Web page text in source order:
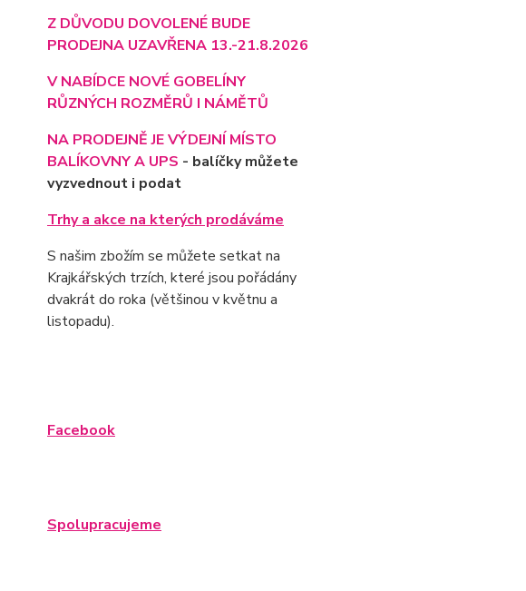
Z DŮVODU DOVOLENÉ BUDE
PRODEJNA UZAVŘENA 13.-21.8.2026
V NABÍDCE NOVÉ GOBELÍNY
RŮZNÝCH ROZMĚRŮ I NÁMĚTŮ
NA PRODEJNĚ JE VÝDEJNÍ MÍSTO
BALÍKOVNY A UPS - balíčky můžete
vyzvednout i podat
Trhy a akce na kterých prodáváme
S našim zbožím se můžete setkat na
Krajkářských trzích, které jsou pořádány
dvakrát do roka (většinou v květnu a
listopadu).
Facebook
Spolupracujeme